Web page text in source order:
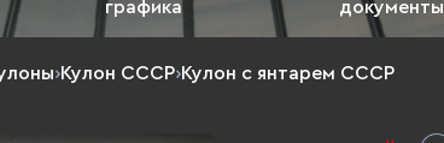
графика
документы
›Кулон СССР›Кулон с янтарем СССР